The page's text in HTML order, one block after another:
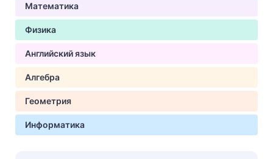
Математика
Физика
Английский язык
Алгебра
Геометрия
Информатика